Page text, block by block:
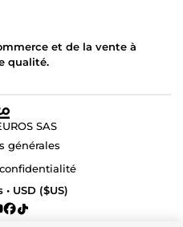
et de la vente à
qualité.
SAS
générales
• USD ($US)